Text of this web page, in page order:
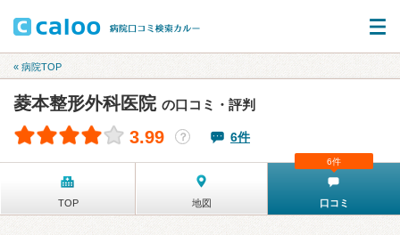
« 病院TOP
菱本整形外科医院 の口コミ・評判
3.99 ？ 6件
TOP 地図 口コミ
6件